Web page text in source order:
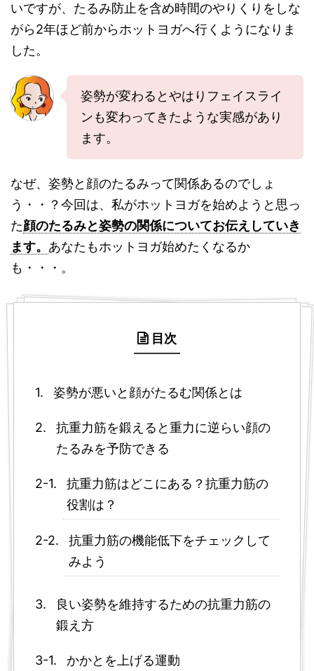
いですが、たるみ防止を含め時間のやりくりをしな
がら2年ほど前からホットヨガへ行くようになりま
した。
姿勢が変わるとやはりフェイスライ
ンも変わってきたような実感があり
ます。
なぜ、姿勢と顔のたるみって関係あるのでしょ
う・・？今回は、私がホットヨガを始めようと思っ
た顔のたるみと姿勢の関係についてお伝えしていき
ます。 あなたもホットヨガ始めたくなるか
も・・・。
目次
姿勢が悪いと顔がたるむ関係とは
抗重力筋を鍛えると重力に逆らい顔の
たるみを予防できる
抗重力筋はどこにある？抗重力筋の
役割は？
抗重力筋の機能低下をチェックして
みよう
良い姿勢を維持するための抗重力筋の
鍛え方
かかとを上げる運動